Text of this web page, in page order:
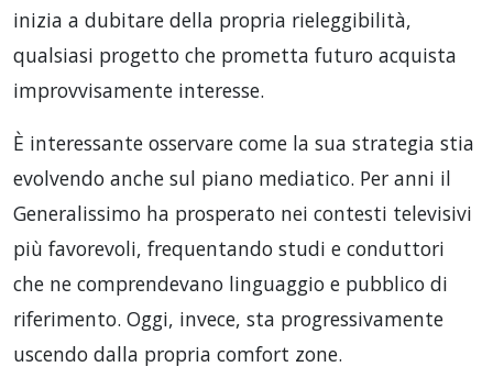
inizia a dubitare della propria rieleggibilità,
qualsiasi progetto che prometta futuro acquista
improvvisamente interesse.
È interessante osservare come la sua strategia stia
evolvendo anche sul piano mediatico. Per anni il
Generalissimo ha prosperato nei contesti televisivi
più favorevoli, frequentando studi e conduttori
che ne comprendevano linguaggio e pubblico di
riferimento. Oggi, invece, sta progressivamente
uscendo dalla propria comfort zone.